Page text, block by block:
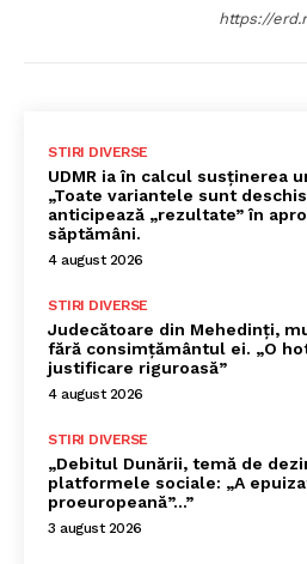
https://
STIRI DIVERSE
UDMR ia în calcul susținerea
„Toate variantele sunt
anticipează „rezultate” în
săptămâni.
4 august 2026
STIRI DIVERSE
Judecătoare din Mehedinți,
fără consimțământul ei. „O
justificare riguroasă”
4 august 2026
STIRI DIVERSE
„Debitul Dunării, temă de
platformele sociale: „A
proeuropeană”…”
3 august 2026